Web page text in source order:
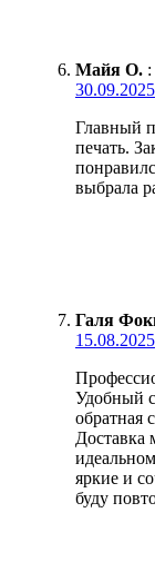
Майя О. :
30.09.2025
Главный
печать.
выбрала
Галя
15.08.2025
Удобный
обратная
Доставка
яркие и
буду